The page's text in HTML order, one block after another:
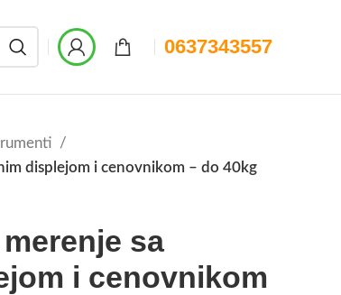
0637343557
displejom i cenovnikom – do 40kg
sa
i cenovnikom